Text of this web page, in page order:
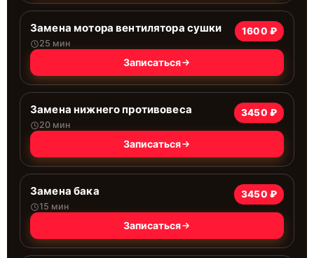
Замена мотора вентилятора сушки
25 мин
1600 ₽
Записаться
Замена нижнего противовеса
20 мин
3450 ₽
Записаться
Замена бака
15 мин
3450 ₽
Записаться